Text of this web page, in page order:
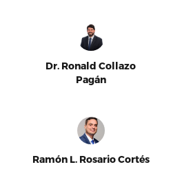
Dr. Ronald Collazo
Pagán
Ramón L. Rosario Cortés